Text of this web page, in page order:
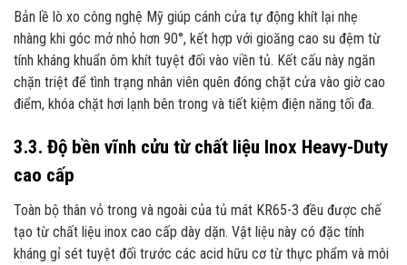
Bản lề lò xo công nghệ Mỹ giúp cánh cửa tự động khít lại nhẹ
nhàng khi góc mở nhỏ hơn 90°, kết hợp với gioăng cao su đệm từ
tính kháng khuẩn ôm khít tuyệt đối vào viền tủ. Kết cấu này ngăn
chặn triệt để tình trạng nhân viên quên đóng chặt cửa vào giờ cao
điểm, khóa chặt hơi lạnh bên trong và tiết kiệm điện năng tối đa.
3.3. Độ bền vĩnh cửu từ chất liệu Inox Heavy-Duty
cao cấp
Toàn bộ thân vỏ trong và ngoài của tủ mát KR65-3 đều được chế
tạo từ chất liệu inox cao cấp dày dặn. Vật liệu này có đặc tính
kháng gỉ sét tuyệt đối trước các acid hữu cơ từ thực phẩm và môi